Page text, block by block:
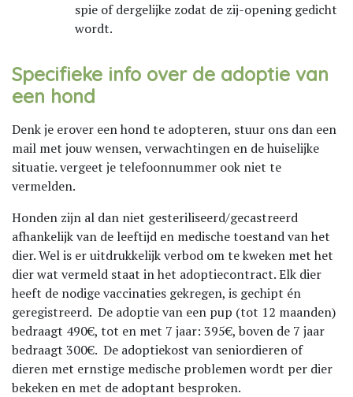
spie of dergelijke zodat de zij-opening gedicht
wordt.
Specifieke info over de adoptie van
een hond
Denk je erover een hond te adopteren, stuur ons dan een
mail met jouw wensen, verwachtingen en de huiselijke
situatie. vergeet je telefoonnummer ook niet te
vermelden.
Honden zijn al dan niet gesteriliseerd/gecastreerd
afhankelijk van de leeftijd en medische toestand van het
dier. Wel is er uitdrukkelijk verbod om te kweken met het
dier wat vermeld staat in het adoptiecontract. Elk dier
heeft de nodige vaccinaties gekregen, is gechipt én
geregistreerd. De adoptie van een pup (tot 12 maanden)
bedraagt 490€, tot en met 7 jaar: 395€, boven de 7 jaar
bedraagt 300€. De adoptiekost van seniordieren of
dieren met ernstige medische problemen wordt per dier
bekeken en met de adoptant besproken.